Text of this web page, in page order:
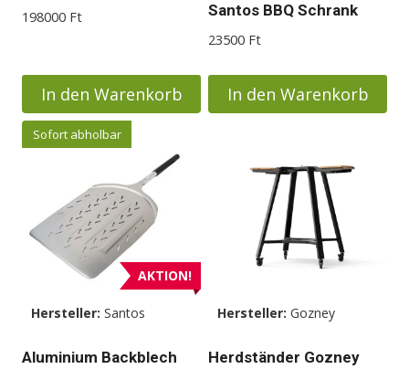
198000 Ft
In den Warenkorb
Santos BBQ Schrank
23500 Ft
In den Warenkorb
AKTION!
Sofort abholbar
Hersteller: Santos
Aluminium Backblech
Hersteller: Gozney
Herdständer Gozney